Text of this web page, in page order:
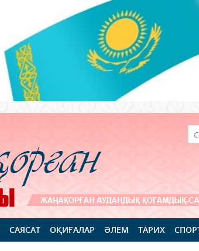
САЯСАТ ОҚИҒАЛАР ӘЛЕМ ТАРИХ